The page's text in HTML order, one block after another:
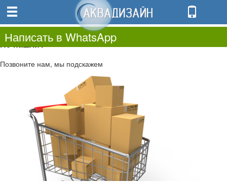
0.00
0
Не нашли?
Позвоните нам, мы подскажем
Написать в WhatsApp